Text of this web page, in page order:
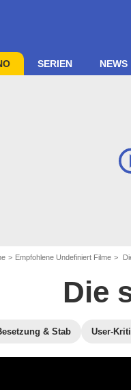
SERIEN NEWS
Empfohlene Undefiniert Filme
Die
& Stab User-